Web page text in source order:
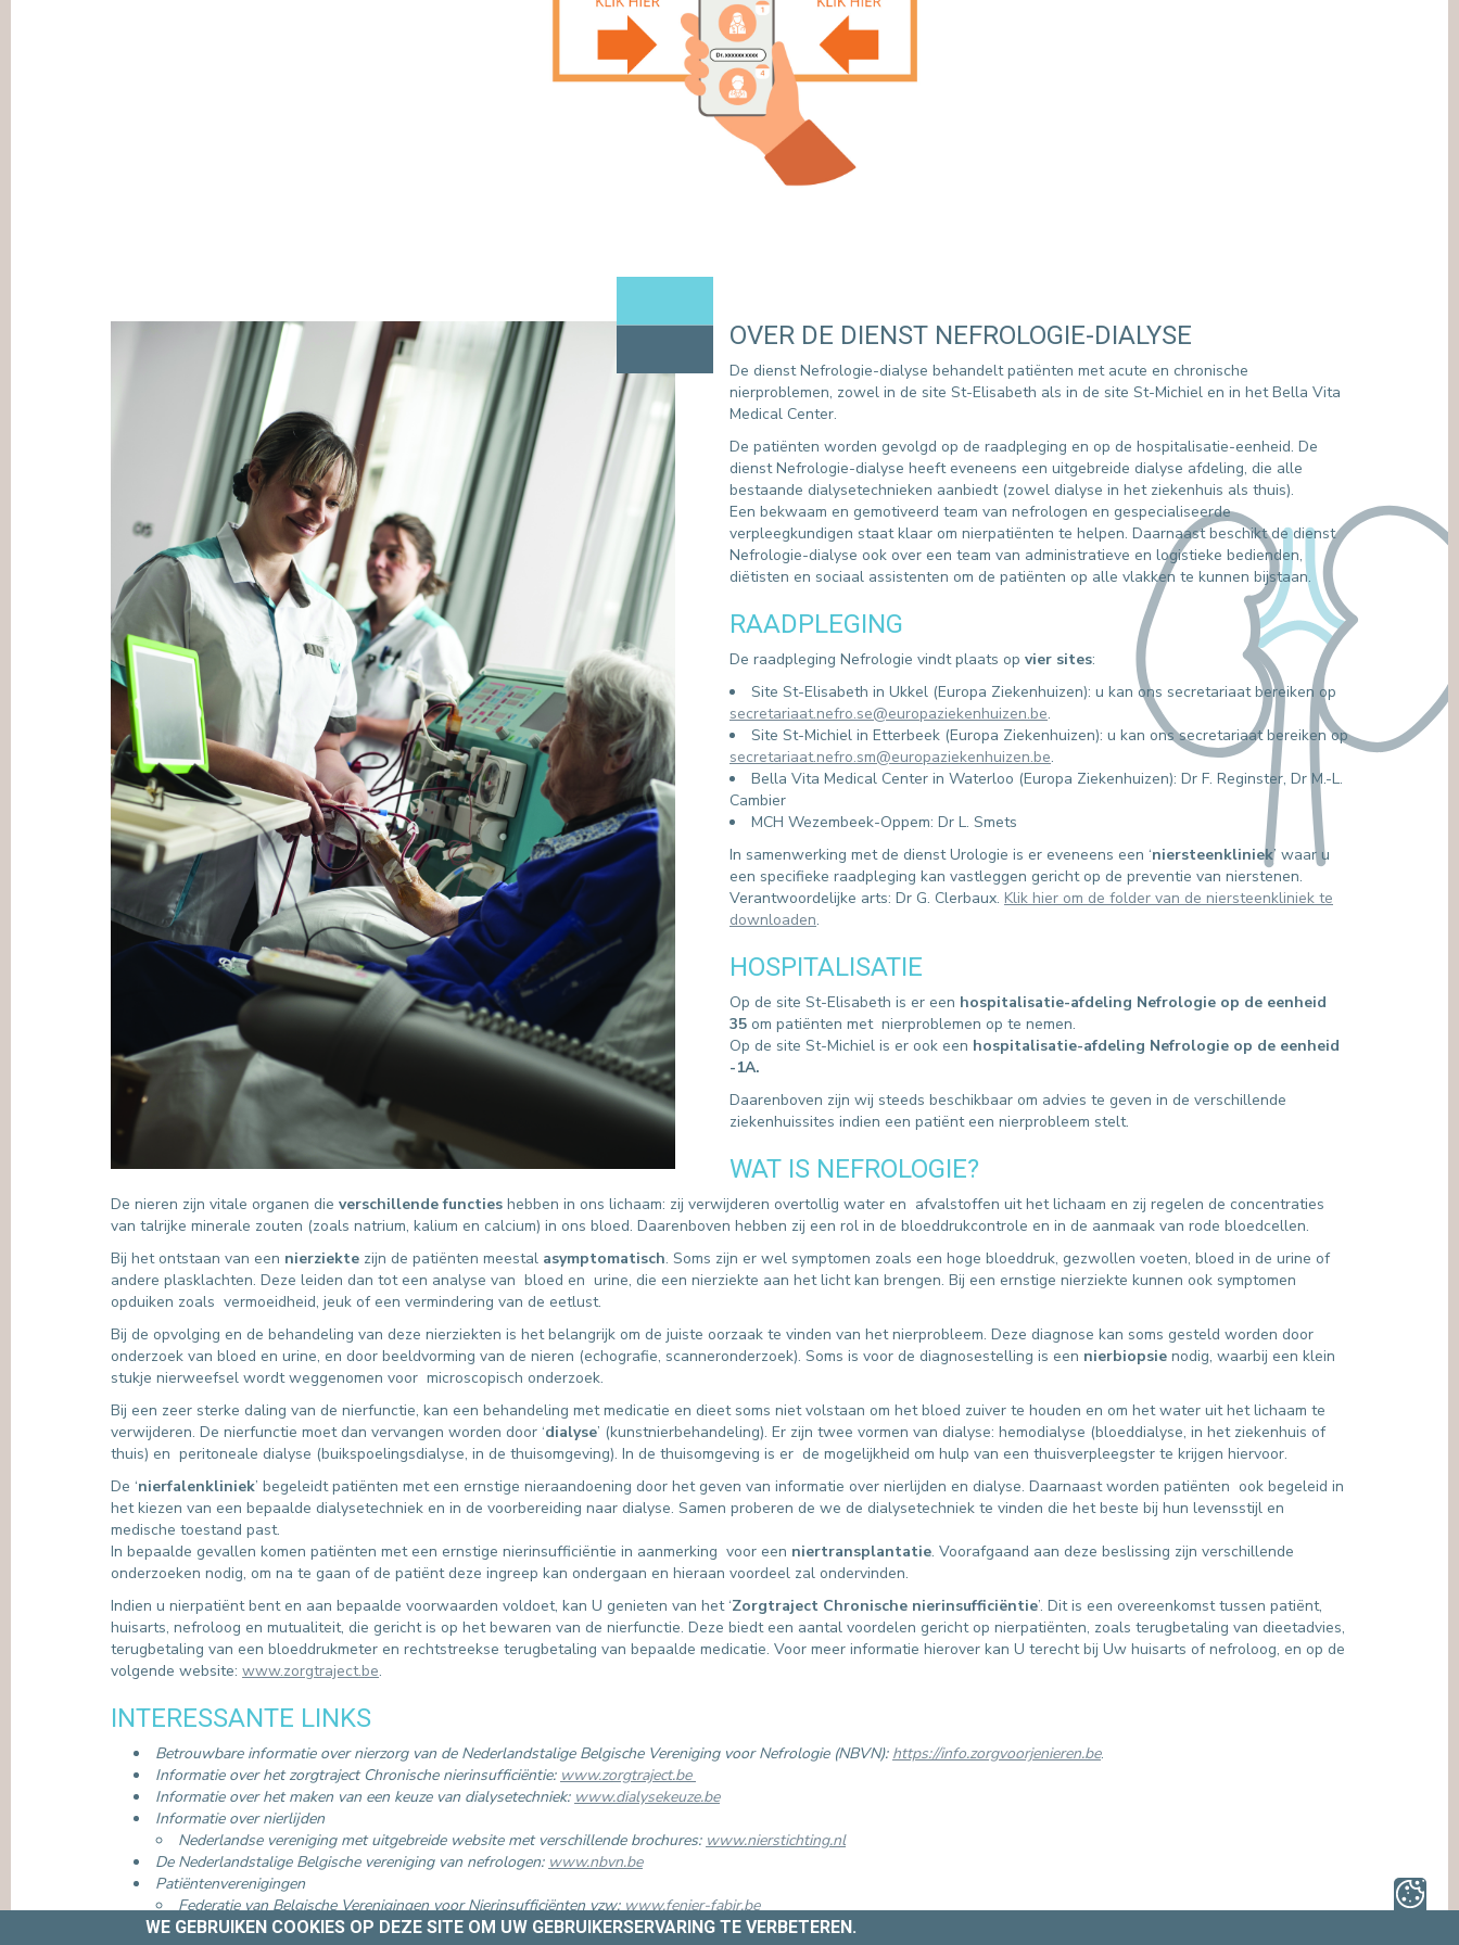
OVER DE DIENST NEFROLOGIE-DIALYSE
De dienst Nefrologie-dialyse behandelt patiënten met acute en chronische
nierproblemen, zowel in de site St-Elisabeth als in de site St-Michiel en in het Bella Vita
Medical Center.
De patiënten worden gevolgd op de raadpleging en op de hospitalisatie-eenheid. De
dienst Nefrologie-dialyse heeft eveneens een uitgebreide dialyse afdeling, die alle
bestaande dialysetechnieken aanbiedt (zowel dialyse in het ziekenhuis als thuis).
Een bekwaam en gemotiveerd team van nefrologen en gespecialiseerde
verpleegkundigen staat klaar om nierpatiënten te helpen. Daarnaast beschikt de dienst
Nefrologie-dialyse ook over een team van administratieve en logistieke bedienden,
diëtisten en sociaal assistenten om de patiënten op alle vlakken te kunnen bijstaan.
RAADPLEGING
De raadpleging Nefrologie vindt plaats op vier sites:
Site St-Elisabeth in Ukkel (Europa Ziekenhuizen): u kan ons secretariaat bereiken op
secretariaat.nefro.se@europaziekenhuizen.be.
Site St-Michiel in Etterbeek (Europa Ziekenhuizen): u kan ons secretariaat bereiken op
secretariaat.nefro.sm@europaziekenhuizen.be.
Bella Vita Medical Center in Waterloo (Europa Ziekenhuizen): Dr F. Reginster, Dr M.-L.
Cambier
MCH Wezembeek-Oppem: Dr L. Smets
In samenwerking met de dienst Urologie is er eveneens een ‘niersteenkliniek’ waar u
een specifieke raadpleging kan vastleggen gericht op de preventie van nierstenen.
Verantwoordelijke arts: Dr G. Clerbaux. Klik hier om de folder van de niersteenkliniek te
downloaden.
HOSPITALISATIE
Op de site St-Elisabeth is er een hospitalisatie-afdeling Nefrologie op de eenheid
35 om patiënten met nierproblemen op te nemen.
Op de site St-Michiel is er ook een hospitalisatie-afdeling Nefrologie op de eenheid
-1A.
Daarenboven zijn wij steeds beschikbaar om advies te geven in de verschillende
ziekenhuissites indien een patiënt een nierprobleem stelt.
WAT IS NEFROLOGIE?
De nieren zijn vitale organen die verschillende functies hebben in ons lichaam: zij verwijderen overtollig water en afvalstoffen uit het lichaam en zij regelen de concentraties
van talrijke minerale zouten (zoals natrium, kalium en calcium) in ons bloed. Daarenboven hebben zij een rol in de bloeddrukcontrole en in de aanmaak van rode bloedcellen.
Bij het ontstaan van een nierziekte zijn de patiënten meestal asymptomatisch. Soms zijn er wel symptomen zoals een hoge bloeddruk, gezwollen voeten, bloed in de urine of
andere plasklachten. Deze leiden dan tot een analyse van bloed en urine, die een nierziekte aan het licht kan brengen. Bij een ernstige nierziekte kunnen ook symptomen
opduiken zoals vermoeidheid, jeuk of een vermindering van de eetlust.
Bij de opvolging en de behandeling van deze nierziekten is het belangrijk om de juiste oorzaak te vinden van het nierprobleem. Deze diagnose kan soms gesteld worden door
onderzoek van bloed en urine, en door beeldvorming van de nieren (echografie, scanneronderzoek). Soms is voor de diagnosestelling is een nierbiopsie nodig, waarbij een klein
stukje nierweefsel wordt weggenomen voor microscopisch onderzoek.
Bij een zeer sterke daling van de nierfunctie, kan een behandeling met medicatie en dieet soms niet volstaan om het bloed zuiver te houden en om het water uit het lichaam te
verwijderen. De nierfunctie moet dan vervangen worden door ‘dialyse’ (kunstnierbehandeling). Er zijn twee vormen van dialyse: hemodialyse (bloeddialyse, in het ziekenhuis of
thuis) en peritoneale dialyse (buikspoelingsdialyse, in de thuisomgeving). In de thuisomgeving is er de mogelijkheid om hulp van een thuisverpleegster te krijgen hiervoor.
De ‘nierfalenkliniek’ begeleidt patiënten met een ernstige nieraandoening door het geven van informatie over nierlijden en dialyse. Daarnaast worden patiënten ook begeleid in
het kiezen van een bepaalde dialysetechniek en in de voorbereiding naar dialyse. Samen proberen de we de dialysetechniek te vinden die het beste bij hun levensstijl en
medische toestand past.
In bepaalde gevallen komen patiënten met een ernstige nierinsufficiëntie in aanmerking voor een niertransplantatie. Voorafgaand aan deze beslissing zijn verschillende
onderzoeken nodig, om na te gaan of de patiënt deze ingreep kan ondergaan en hieraan voordeel zal ondervinden.
Indien u nierpatiënt bent en aan bepaalde voorwaarden voldoet, kan U genieten van het ‘Zorgtraject Chronische nierinsufficiëntie’. Dit is een overeenkomst tussen patiënt,
huisarts, nefroloog en mutualiteit, die gericht is op het bewaren van de nierfunctie. Deze biedt een aantal voordelen gericht op nierpatiënten, zoals terugbetaling van dieetadvies,
terugbetaling van een bloeddrukmeter en rechtstreekse terugbetaling van bepaalde medicatie. Voor meer informatie hierover kan U terecht bij Uw huisarts of nefroloog, en op de
volgende website: www.zorgtraject.be.
INTERESSANTE LINKS
Betrouwbare informatie over nierzorg van de Nederlandstalige Belgische Vereniging voor Nefrologie (NBVN): https://info.zorgvoorjenieren.be.
Informatie over het zorgtraject Chronische nierinsufficiëntie: www.zorgtraject.be
Informatie over het maken van een keuze van dialysetechniek: www.dialysekeuze.be
Informatie over nierlijden
Nederlandse vereniging met uitgebreide website met verschillende brochures: www.nierstichting.nl
De Nederlandstalige Belgische vereniging van nefrologen: www.nbvn.be
Patiëntenverenigingen
Federatie van Belgische Verenigingen voor Nierinsufficiënten vzw:www.fenier-fabir.be
MEER INFORMATIE
WE GEBRUIKEN COOKIES OP DEZE SITE OM UW GEBRUIKERSERVARING TE VERBETEREN.